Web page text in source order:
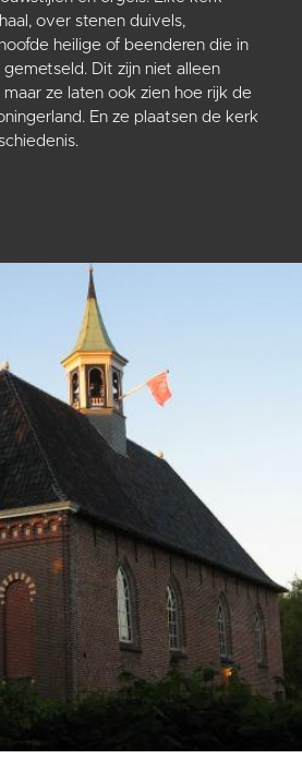
over stenen duivels,
heilige of beenderen die in
Dit zijn niet alleen
ze laten ook zien hoe rijk de
En ze plaatsen de kerk